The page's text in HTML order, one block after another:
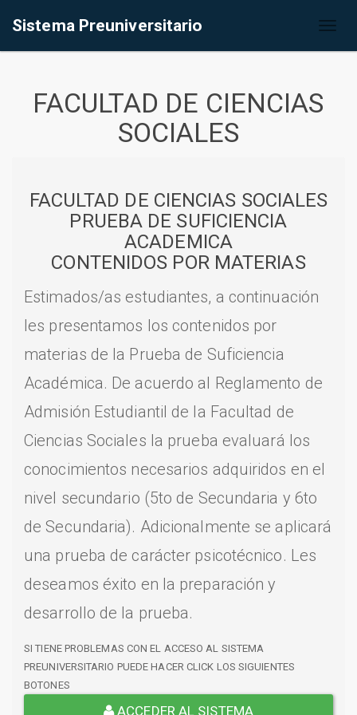
Sistema Preuniversitario
FACULTAD DE CIENCIAS
SOCIALES
FACULTAD DE CIENCIAS SOCIALES
PRUEBA DE SUFICIENCIA
ACADEMICA
CONTENIDOS POR MATERIAS
Estimados/as estudiantes, a continuación
les presentamos los contenidos por
materias de la Prueba de Suficiencia
Académica. De acuerdo al Reglamento de
Admisión Estudiantil de la Facultad de
Ciencias Sociales la prueba evaluará los
conocimientos necesarios adquiridos en el
nivel secundario (5to de Secundaria y 6to
de Secundaria). Adicionalmente se aplicará
una prueba de carácter psicotécnico. Les
deseamos éxito en la preparación y
desarrollo de la prueba.
SI TIENE PROBLEMAS CON EL ACCESO AL SISTEMA
PREUNIVERSITARIO PUEDE HACER CLICK LOS SIGUIENTES
BOTONES
ACCEDER AL SISTEMA